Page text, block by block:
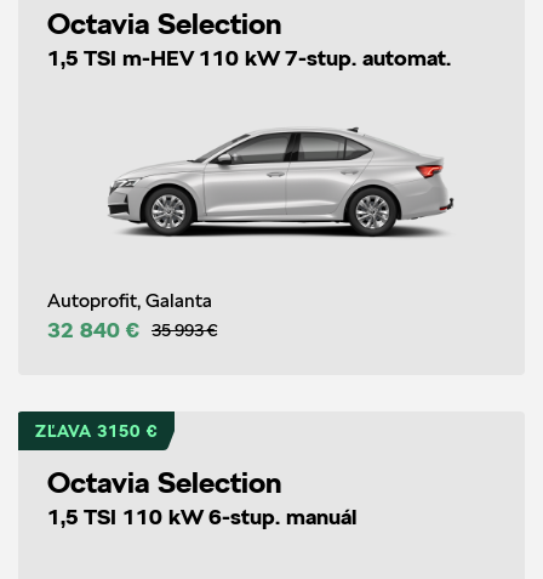
Octavia Selection
1,5 TSI m-HEV 110 kW 7-stup. automat.
Autoprofit, Galanta
32 840 € 35 993 €
ZĽAVA 3150 €
Octavia Selection
1,5 TSI 110 kW 6-stup. manuál